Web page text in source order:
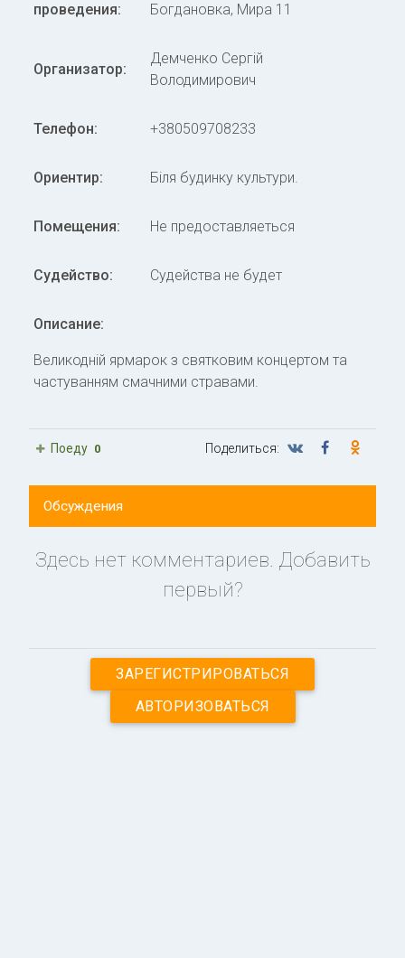
проведения:
Богдановка, Мира 11
Организатор:
Демченко Сергій
Володимирович
Телефон: +380509708233
Ориентир: Біля будинку культури.
Помещения: Не предоставляеться
Судейство: Судейства не будет
Описание:
Великодній ярмарок з святковим концертом та
частуванням смачними стравами.
Поделиться:
Поеду 0
Обсуждения
Здесь нет комментариев. Добавить
первый?
ЗАРЕГИСТРИРОВАТЬСЯ
АВТОРИЗОВАТЬСЯ